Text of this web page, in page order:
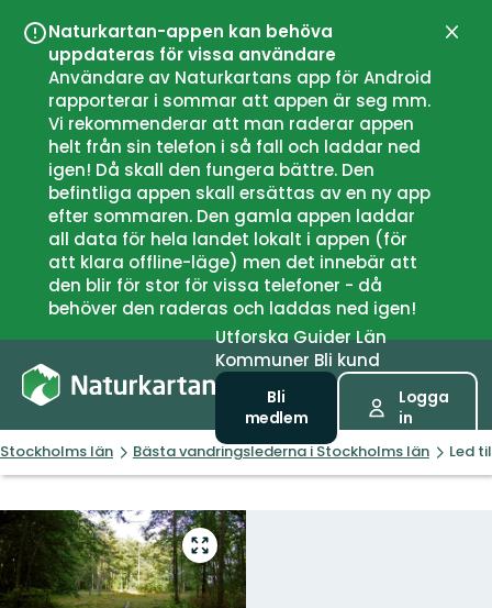
Naturkartan-appen kan behöva
uppdateras för vissa användare
Användare av Naturkartans app för Android
rapporterar i sommar att appen är seg mm.
Vi rekommenderar att man raderar appen
helt från sin telefon i så fall och laddar ned
igen! Då skall den fungera bättre. Den
befintliga appen skall ersättas av en ny app
efter sommaren. Den gamla appen laddar
all data för hela landet lokalt i appen (för
att klara offline-läge) men det innebär att
den blir för stor för vissa telefoner - då
behöver den raderas och laddas ned igen!
UtforskaGuiderLän
Kommuner Bli kund
Bli
medlem
Logga
in
Stockholms län Bästa vandringslederna i Stockholms län Led
Gå
till
helskärmsläge